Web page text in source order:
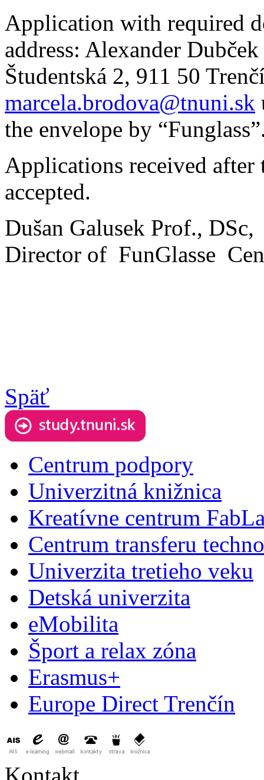
Application with required
address: Alexander
Študentská 2, 911 50
marcela.brodova@tnuni.sk
the envelope by
Applications received
accepted.
Dušan Galusek Prof., DSc,
Director of FunGlasse
Späť
Centrum podpory
Univerzitná knižnica
Kreatívne centrum
Centrum transferu
Univerzita tretieho veku
Detská univerzita
eMobilita
Šport a relax zóna
Erasmus+
Europe Direct Trenčín